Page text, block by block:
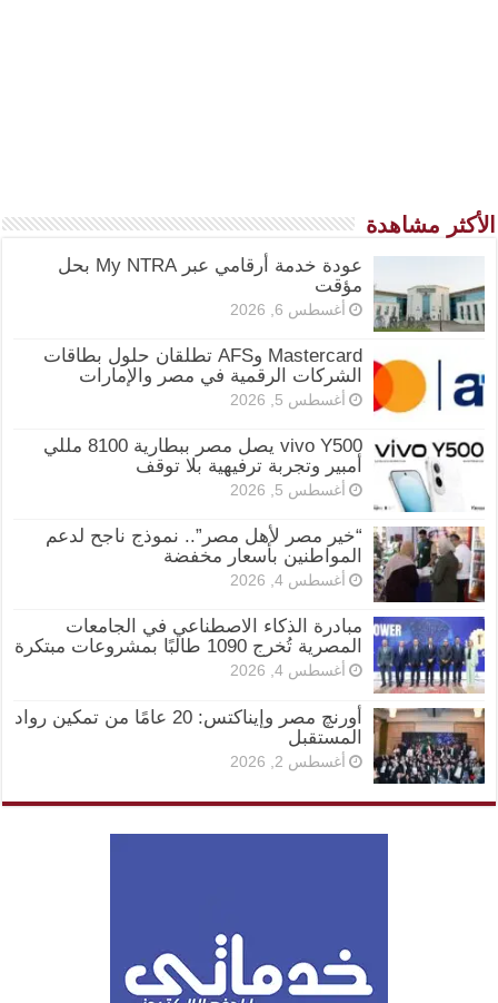
الأكثر مشاهدة
عودة خدمة أرقامي عبر My NTRA بحل
مؤقت
أغسطس 6, 2026
Mastercard وAFS تطلقان حلول بطاقات
الشركات الرقمية في مصر والإمارات
أغسطس 5, 2026
vivo Y500 يصل مصر ببطارية 8100 مللي
أمبير وتجربة ترفيهية بلا توقف
أغسطس 5, 2026
“خير مصر لأهل مصر”.. نموذج ناجح لدعم
المواطنين بأسعار مخفضة
أغسطس 4, 2026
مبادرة الذكاء الاصطناعي في الجامعات
المصرية تُخرج 1090 طالبًا بمشروعات مبتكرة
أغسطس 4, 2026
أورنچ مصر وإيناكتس: 20 عامًا من تمكين رواد
المستقبل
أغسطس 2, 2026